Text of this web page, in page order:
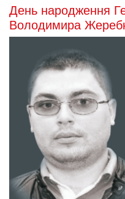
День народження
Володимира